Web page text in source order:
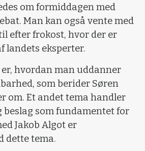
om formiddagen med
Man kan også vente med
efter frokost, hvor der er
landets eksperter.
hvordan man uddanner
som berider Søren
om. Et andet tema handler
som fundamentet for
Jakob Algot er
dette tema.